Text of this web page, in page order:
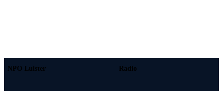
NPO Luister Radio